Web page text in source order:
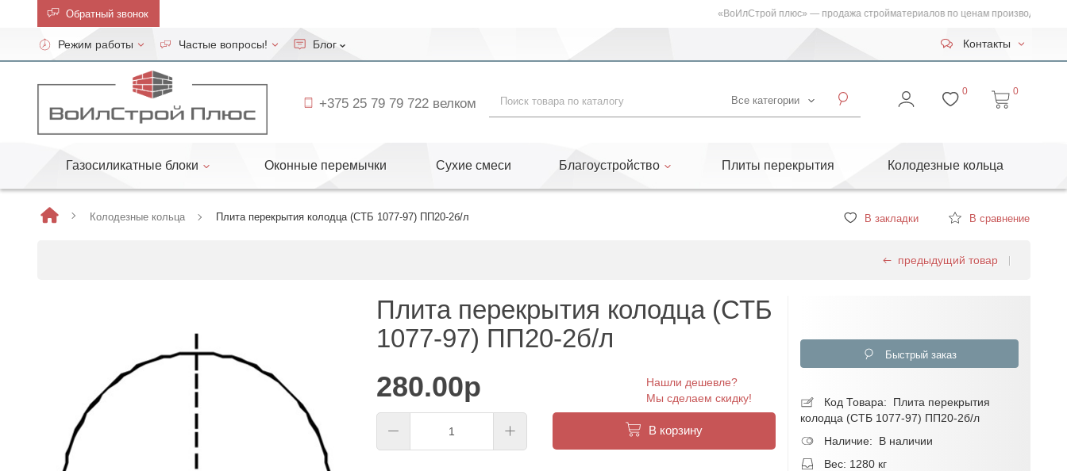
Обратный
звонок
Контакты
Обратный звонок «ВоИлСтрой плюс» — продажа стройматериалов по ценам производителя!
Режим работы Частые вопросы! Блог Контакты
+375 25 79 79 722 велком Все категории
0 0
Газосиликатные блоки Оконные перемычки Сухие смеси Благоустройство Плиты перекрытия Колодезные кольца
Колодезные кольца Плита перекрытия колодца (СТБ 1077-97) ПП20-2б/л В закладки В сравнение
предыдущий товар
Плита перекрытия колодца (СТБ
1077-97) ПП20-2б/л
280.00р
Нашли дешевле?
Мы сделаем скидку!
В корзину
Быстрый заказ
Код Товара: Плита перекрытия
колодца (СТБ 1077-97) ПП20-2б/л
Наличие: В наличии
Вес: 1280 кг